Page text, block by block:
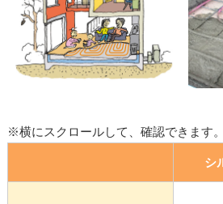
※横にスクロールして、確認できます。
シ